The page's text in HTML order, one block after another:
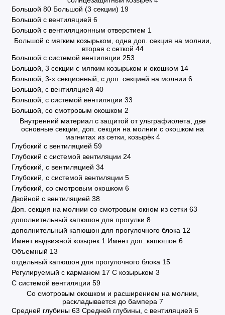
Большой 80 Большой (3 секции) 19
Большой с вентиляцией 6
Большой с вентиляционным отверстием 1
Большой с мягким козырьком, одна доп. секция на молнии,
вторая с сеткой 44
Большой с системой вентиляции 253
Большой, 3 секции с мягким козырьком и окошком 14
Большой, 3-х секционный, с доп. секцией на молнии 6
Большой, с вентиляцией 40
Большой, с системой вентиляции 33
Большой, со смотровым окошком 2
Внутренний материал с защитой от ультрафиолета, две
основные секции, доп. секция на молнии с окошком на
магнитах из сетки, козырёк 4
Глубокий с вентиляцией 59
Глубокий с системой вентиляции 24
Глубокий, с вентиляцией 34
Глубокий, с системой вентиляции 5
Глубокий, со смотровым окошком 6
Двойной с вентиляцией 38
Доп. секция на молнии со смотровым окном из сетки 63
дополнительный капюшон для прогулки 8
дополнительный капюшон для прогулочного блока 12
Имеет выдвижной козырек 1 Имеет доп. капюшон 6
Объемный 13
отдельный капюшон для прогулочного блока 15
Регулируемый с карманом 17 С козырьком 3
С системой вентиляции 59
Со смотровым окошком и расширением на молнии,
раскладывается до бампера 7
Средней глубины 63 Средней глубины, с вентиляцией 6